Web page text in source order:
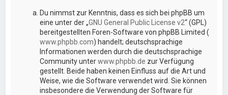
Du nimmst zur Kenntnis, dass es sich bei phpBB um
eine unter der „GNU General Public License v2“ (GPL)
bereitgestellten Foren-Software von phpBB Limited (
www.phpbb.com) handelt; deutschsprachige
Informationen werden durch die deutschsprachige
Community unterwww.phpbb.de zur Verfügung
gestellt. Beide haben keinen Einfluss auf die Art und
Weise, wie die Software verwendet wird. Sie können
insbesondere die Verwendung der Software für